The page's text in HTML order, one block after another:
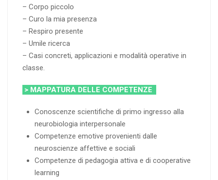
– Corpo piccolo
– Curo la mia presenza
– Respiro presente
– Umile ricerca
– Casi concreti, applicazioni e modalità operative in
classe.
> MAPPATURA DELLE COMPETENZE
Conoscenze scientifiche di primo ingresso alla
neurobiologia interpersonale
Competenze emotive provenienti dalle
neuroscienze affettive e sociali
Competenze di pedagogia attiva e di cooperative
learning